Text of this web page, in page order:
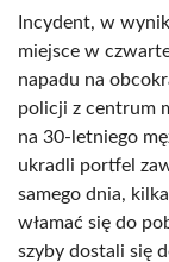
Incydent, w
miejsce w
napadu na
policji z centrum
na 30-letniego
ukradli portfel
samego dnia,
włamać się do
szyby dostali się